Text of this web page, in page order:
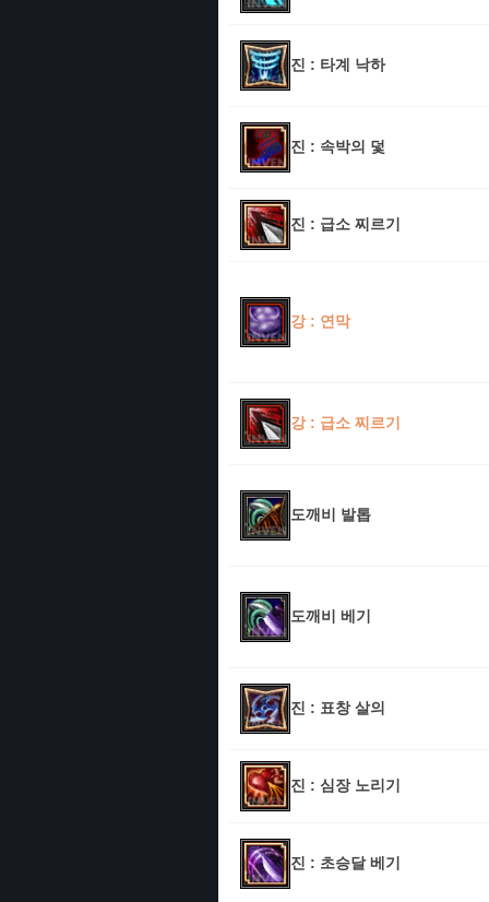
진 : 타계 낙하
진 : 속박의 덫
진 : 급소 찌르기
강 : 연막
강 : 급소 찌르기
도깨비 발톱
도깨비 베기
진 : 표창 살의
진 : 심장 노리기
진 : 초승달 베기